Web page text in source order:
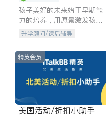
孩子美好的未来始于早期能
力的培养，用愿景激发孩子
的学习潜力和动力。理念：
拥有成长型心态是成功的基
石。
升学顾问/课后辅导
精英会员
美国活动/折扣小助手